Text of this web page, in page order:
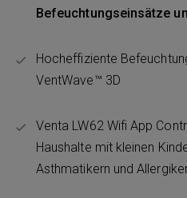
Befeuchtungseinsätze
Hocheffiziente
VentWave™ 3D
Venta LW62 Wifi App
Haushalte mit kleinen
Asthmatikern und